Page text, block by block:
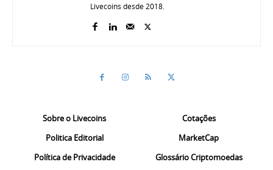
Livecoins desde 2018.
Sobre o Livecoins
Politica Editorial
Política de Privacidade
Cotações
MarketCap
Glossário Criptomoedas